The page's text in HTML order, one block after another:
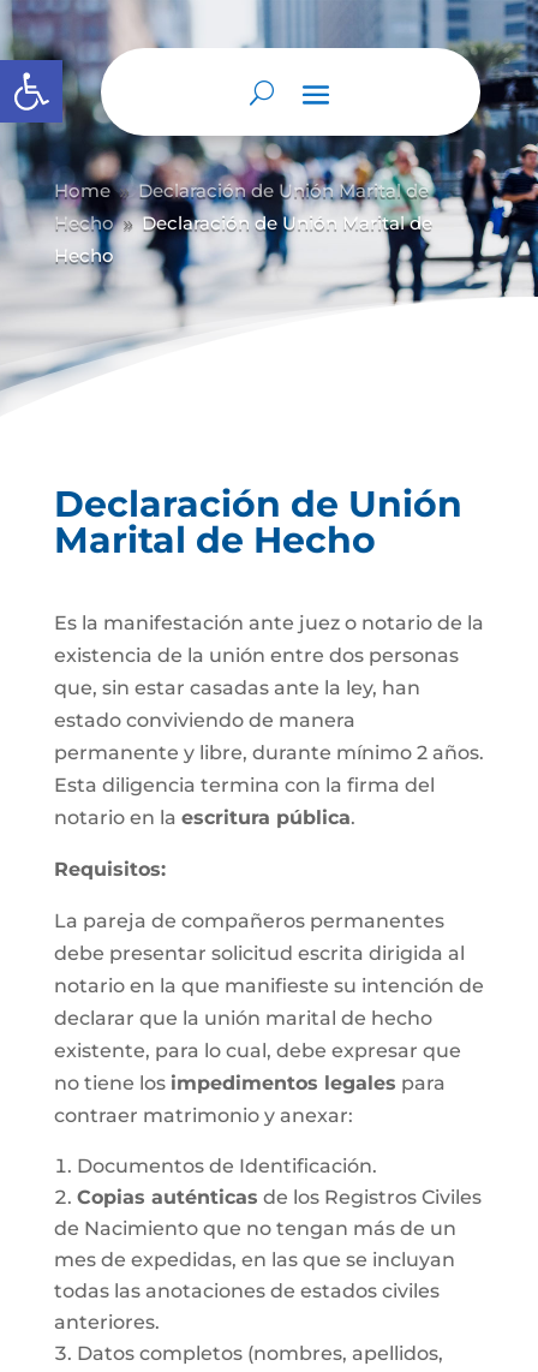
Abrir barra de herramientas
Home 9 Declaración de Unión Marital de
Hecho 9 Declaración de Unión Marital de
Hecho
Declaración de Unión
Marital de Hecho
Es la manifestación ante juez o notario de la
existencia de la unión entre dos personas
que, sin estar casadas ante la ley, han
estado conviviendo de manera
permanente y libre, durante mínimo 2 años.
Esta diligencia termina con la firma del
notario en la escritura pública.
Requisitos:
La pareja de compañeros permanentes
debe presentar solicitud escrita dirigida al
notario en la que manifieste su intención de
declarar que la unión marital de hecho
existente, para lo cual, debe expresar que
no tiene los impedimentos legales para
contraer matrimonio y anexar:
Documentos de Identificación.
Copias auténticas de los Registros Civiles
de Nacimiento que no tengan más de un
mes de expedidas, en las que se incluyan
todas las anotaciones de estados civiles
anteriores.
Datos completos (nombres, apellidos,